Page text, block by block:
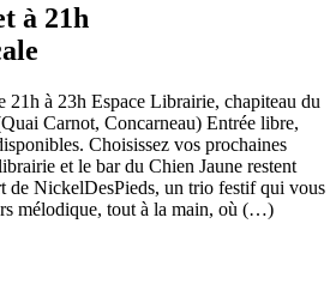
à 21h
21h à 23h Espace Librairie, chapiteau du
Carnot, Concarneau) Entrée libre,
Choisissez vos prochaines
et le bar du Chien Jaune restent
de NickelDesPieds, un trio festif qui vous
mélodique, tout à la main, où (…)